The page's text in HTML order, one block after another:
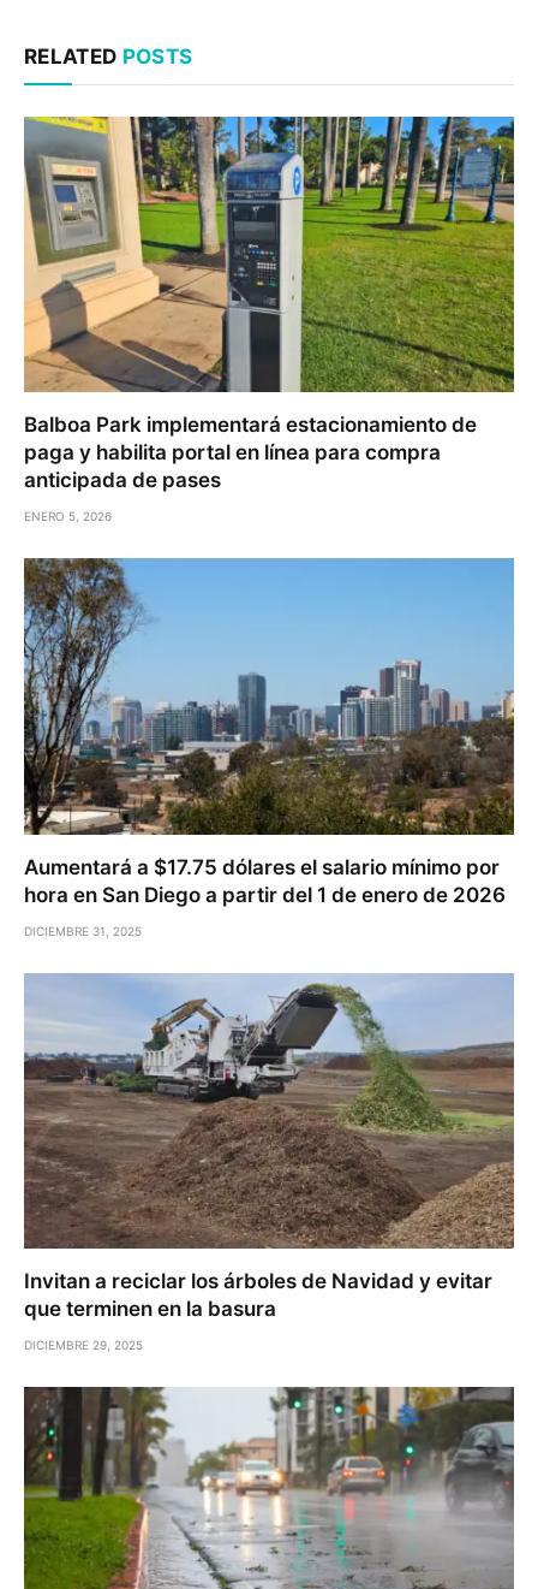
RELATED POSTS
Balboa Park implementará estacionamiento de
paga y habilita portal en línea para compra
anticipada de pases
ENERO 5, 2026
Aumentará a $17.75 dólares el salario mínimo por
hora en San Diego a partir del 1 de enero de 2026
DICIEMBRE 31, 2025
Invitan a reciclar los árboles de Navidad y evitar
que terminen en la basura
DICIEMBRE 29, 2025